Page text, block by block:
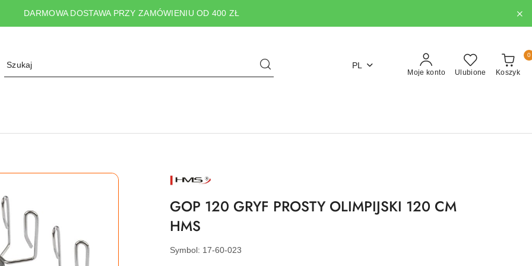
DARMOWA DOSTAWA PRZY ZAMÓWIENIU OD 400 ZŁ
PL
Moje konto Ulubione Koszyk
0
NAZWA
PRODUCENTA:
GOP 120 GRYF PROSTY OLIMPIJSKI 120 CM
HMS
Symbol: 17-60-023